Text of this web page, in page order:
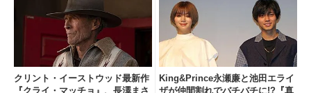
クリント・イーストウッド最新作
『クライ・マッチョ』、長澤まさ
King&Prince永瀬廉と池田エライ
ザが仲間割れでバチバチに!?『真